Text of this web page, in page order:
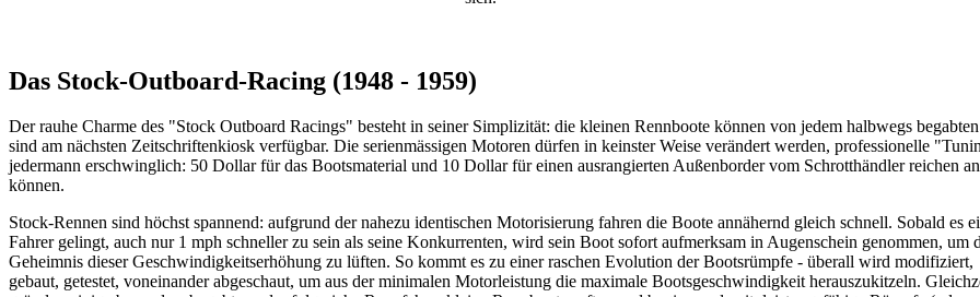
Das Stock-Outboard-Racing (1948 - 1959)
Der rauhe Charme des "Stock Outboard Racings" besteht in seiner Simplizität: die kleinen Rennboote können von jedem halbwegs
sind am nächsten Zeitschriftenkiosk verfügbar. Die serienmässigen Motoren dürfen in keinster Weise verändert werden, professionelle
jedermann erschwinglich: 50 Dollar für das Bootsmaterial und 10 Dollar für einen ausrangierten Außenborder vom Schrotthändler reichen
können.
Stock-Rennen sind höchst spannend: aufgrund der nahezu identischen Motorisierung fahren die Boote annähernd gleich schnell. Sobald es
Fahrer gelingt, auch nur 1 mph schneller zu sein als seine Konkurrenten, wird sein Boot sofort aufmerksam in Augenschein genommen, um
Geheimnis dieser Geschwindigkeitserhöhung zu lüften. So kommt es zu einer raschen Evolution der Bootsrümpfe - überall wird modifiziert,
gebaut, getestet, voneinander abgeschaut, um aus der minimalen Motorleistung die maximale Bootsgeschwindigkeit herauszukitzeln.